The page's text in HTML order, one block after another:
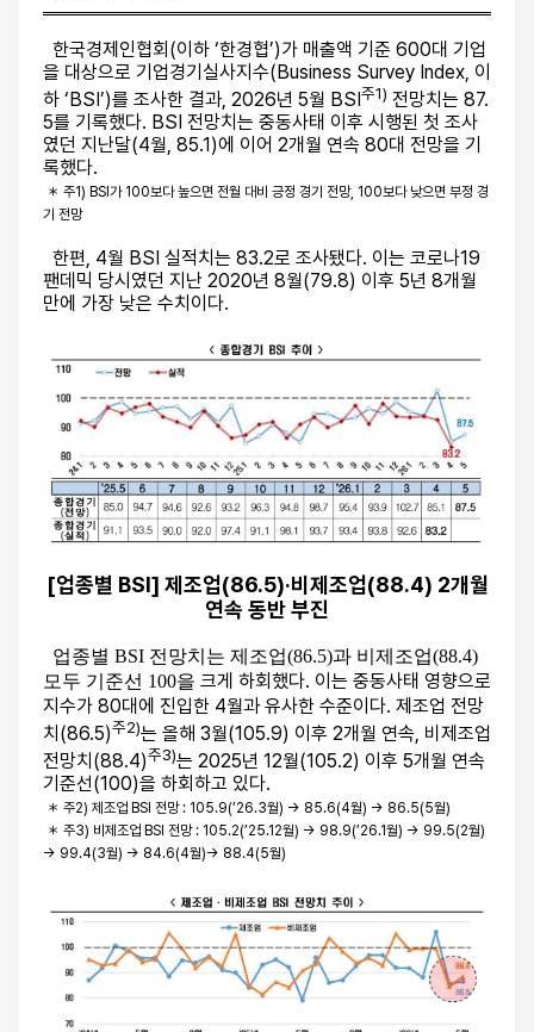
한국경제인협회(이하 ‘한경협’)가 매출액 기준 600대 기업
을 대상으로 기업경기실사지수(Business Survey Index, 이
하 ‘BSI’)를 조사한 결과, 2026년 5월 BSI 주1) 전망치는 87.
5를 기록했다. BSI 전망치는 중동사태 이후 시행된 첫 조사
였던 지난달(4월, 85.1)에 이어 2개월 연속 80대 전망을 기
록했다.
＊ 주1) BSI가 100보다 높으면 전월 대비 긍정 경기 전망, 100보다 낮으면 부정 경
기 전망
한편, 4월 BSI 실적치는 83.2로 조사됐다. 이는 코로나19
팬데믹 당시였던 지난 2020년 8월(79.8) 이후 5년 8개월
만에 가장 낮은 수치이다.
[업종별 BSI] 제조업(86.5)·비제조업(88.4) 2개월
연속 동반 부진
업종별 BSI 전망치는 제조업(86.5)과 비제조업(88.4)
모두 기준선 100을 크게 하회했다. 이는 중동사태 영향으로
지수가 80대에 진입한 4월과 유사한 수준이다. 제조업 전망
치(86.5)주2)는 올해 3월(105.9) 이후 2개월 연속, 비제조업
전망치(88.4)주3)는 2025년 12월(105.2) 이후 5개월 연속
기준선(100)을 하회하고 있다.
＊ 주2) 제조업 BSI 전망 : 105.9(’26.3월) → 85.6(4월) → 86.5(5월)
＊ 주3) 비제조업 BSI 전망 : 105.2(’25.12월) → 98.9(’26.1월) → 99.5(2월)
→ 99.4(3월) → 84.6(4월)→ 88.4(5월)